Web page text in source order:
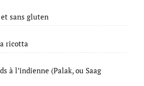
sans gluten
ricotta
à l’indienne (Palak, ou Saag